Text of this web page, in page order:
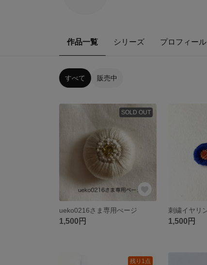
作品一覧 シリーズ プロフィール
すべて 販売中
SOLD OUT
ueko0216さま専用ぺージ
1,500円 1,500円
残り1点